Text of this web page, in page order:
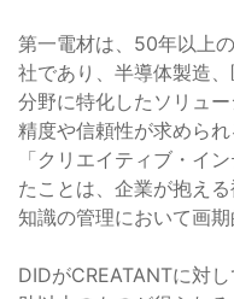
第一電材は、50年以上
社であり、半導体製造
分野に特化したソリュ
精度や信頼性が求めら
「クリエイティブ・イ
たことは、企業が抱え
知識の管理において画期
DIDがCREATANTに対